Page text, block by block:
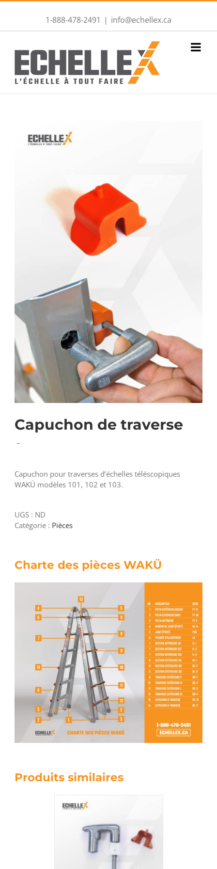
1-888-478-2491 | info@echellex.ca
Capuchon de traverse
–
1,75$
à
Capuchon pour traverses d’échelles téléscopiques
WAKÜ modèles 101, 102 et 103.
UGS : ND
Catégorie : Pièces
Charte des pièces WAKÜ
Produits similaires